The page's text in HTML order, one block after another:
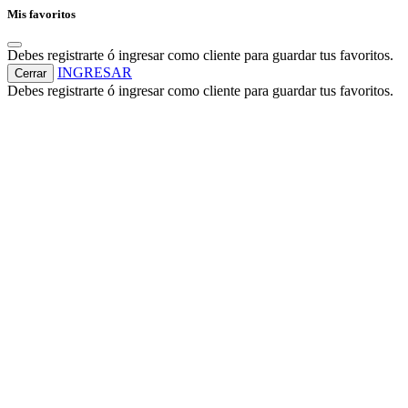
Mis favoritos
Debes registrarte ó ingresar como cliente para guardar tus favoritos.
Cerrar
INGRESAR
Debes registrarte ó ingresar como cliente para guardar tus favoritos.